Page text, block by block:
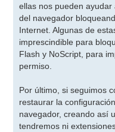
ellas nos pueden
del navegador
Internet. Algunas de
imprescindible para
Flash y NoScript, para
permiso.
Por último, si seguimos
restaurar la
navegador, creando así
tendremos ni